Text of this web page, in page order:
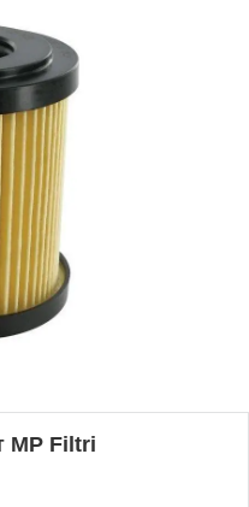
MP Filtri